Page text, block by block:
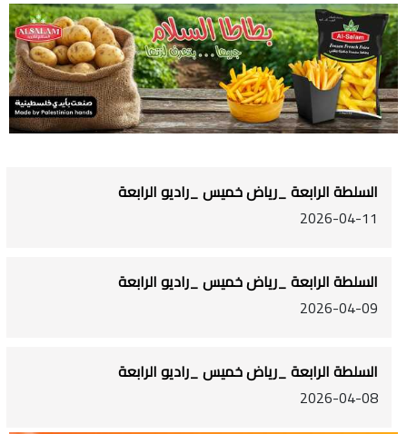
السلطة الرابعة _رياض خميس _راديو الرابعة
2026-04-11
السلطة الرابعة _رياض خميس _راديو الرابعة
2026-04-09
السلطة الرابعة _رياض خميس _راديو الرابعة
2026-04-08